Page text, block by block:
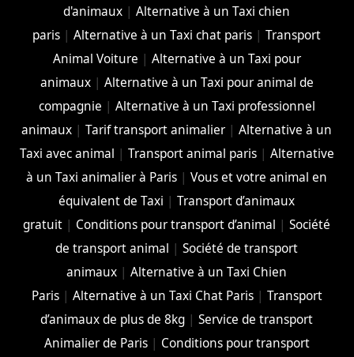
d'animaux |Alternative à un Taxi chien
paris |Alternative à un Taxi chat paris |Transport
Animal Voiture | Alternative à un Taxi pour
animaux| Alternative à un Taxi pour animal de
compagnie | Alternative à un Taxi professionnel
animaux |Tarif transport animalier |Alternative à un
Taxi avec animal | Transport animal paris| Alternative
à un Taxi animalier à Paris |Vous et votre animal en
équivalent de Taxi |Transport d’animaux
gratuit | Conditions pour transport d’animal |Société
de transport animal |Société de transport
animaux |Alternative à un Taxi Chien
Paris| Alternative à un Taxi Chat Paris| Transport
d’animaux de plus de 8kg |Service de transport
Animalier de Paris| Conditions pour transport